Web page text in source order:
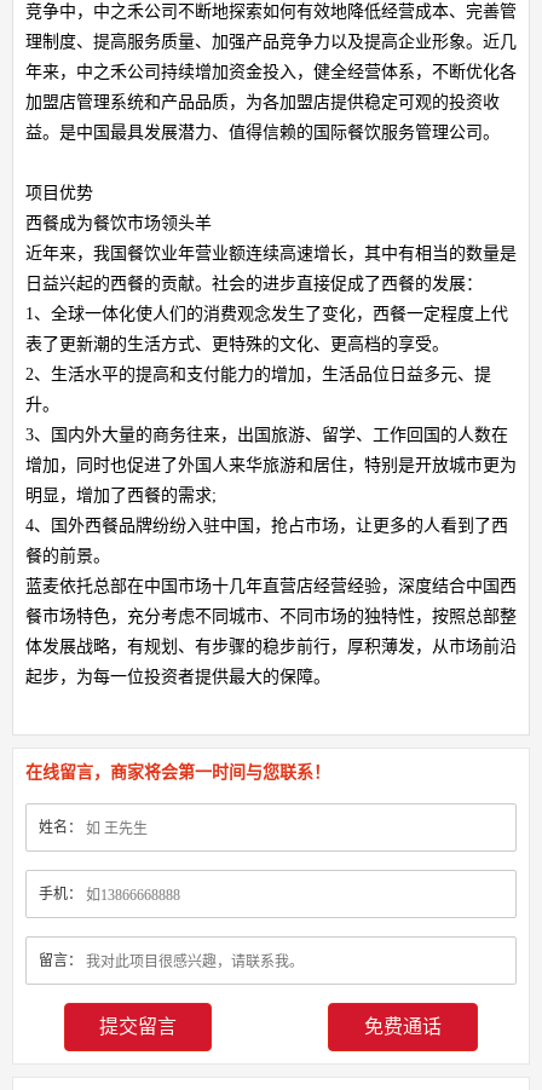
竞争中，中之禾公司不断地探索如何有效地降低经营成本、完善管
理制度、提高服务质量、加强产品竞争力以及提高企业形象。近几
年来，中之禾公司持续增加资金投入，健全经营体系，不断优化各
加盟店管理系统和产品品质，为各加盟店提供稳定可观的投资收
益。是中国最具发展潜力、值得信赖的国际餐饮服务管理公司。
项目优势
西餐成为餐饮市场领头羊
近年来，我国餐饮业年营业额连续高速增长，其中有相当的数量是
日益兴起的西餐的贡献。社会的进步直接促成了西餐的发展：
1、全球一体化使人们的消费观念发生了变化，西餐一定程度上代
表了更新潮的生活方式、更特殊的文化、更高档的享受。
2、生活水平的提高和支付能力的增加，生活品位日益多元、提
升。
3、国内外大量的商务往来，出国旅游、留学、工作回国的人数在
增加，同时也促进了外国人来华旅游和居住，特别是开放城市更为
明显，增加了西餐的需求;
4、国外西餐品牌纷纷入驻中国，抢占市场，让更多的人看到了西
餐的前景。
蓝麦依托总部在中国市场十几年直营店经营经验，深度结合中国西
餐市场特色，充分考虑不同城市、不同市场的独特性，按照总部整
体发展战略，有规划、有步骤的稳步前行，厚积薄发，从市场前沿
起步，为每一位投资者提供最大的保障。
在线留言，商家将会第一时间与您联系！
姓名：
手机：
留言：
免费通话